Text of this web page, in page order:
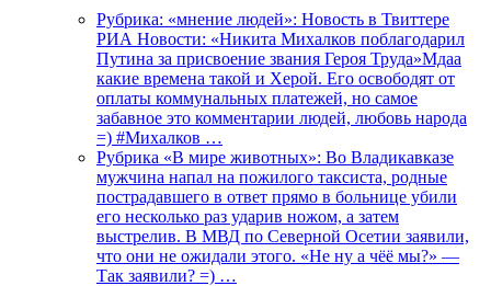
Рубрика: «мнение людей»: Новость в Твиттере
РИА Новости: «Никита Михалков поблагодарил
Путина за присвоение звания Героя Труда»Мдаа
какие времена такой и Херой. Его освободят от
оплаты коммунальных платежей, но самое
забавное это комментарии людей, любовь народа
=) #Михалков …
Рубрика «В мире животных»: Во Владикавказе
мужчина напал на пожилого таксиста, родные
пострадавшего в ответ прямо в больнице убили
его несколько раз ударив ножом, а затем
выстрелив. В МВД по Северной Осетии заявили,
что они не ожидали этого. «Не ну а чёё мы?» —
Так заявили? =) …